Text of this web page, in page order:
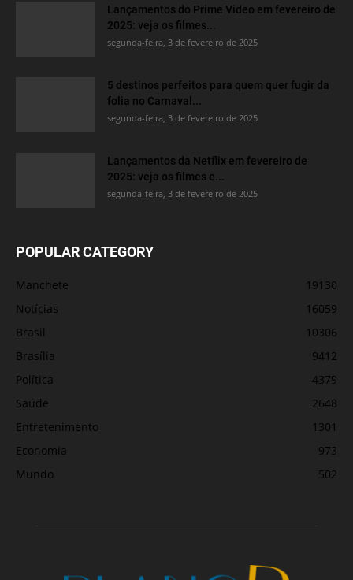
Lançamentos do Prime Video em fevereiro de
2025: veja os filmes...
segunda-feira, 3 de fevereiro de 2025
5 destinos perfeitos para quem quer fugir da
folia no Carnaval...
segunda-feira, 3 de fevereiro de 2025
Lançamentos da Netflix em fevereiro de
2025: veja os filmes e...
segunda-feira, 3 de fevereiro de 2025
POPULAR CATEGORY
Manchete
19130
Notícias
16059
Brasil
10306
Brasília
9412
Política
4379
Saúde
2648
Entretenimento
1301
Economia
973
Mundo
502